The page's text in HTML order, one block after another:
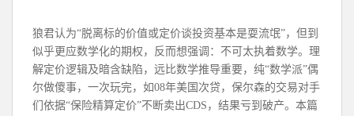
狼君认为“脱离标的价值或定价谈投资基本是耍流氓”，但到
似乎更应数学化的期权，反而想强调：不可太执着数学。理
解定价逻辑及暗含缺陷，远比数学推导重要，纯“数学派”偶
尔做傻事，一次玩完，如08年美国次贷，保尔森的交易对手
们依据“保险精算定价”不断卖出CDS，结果亏到破产。本篇